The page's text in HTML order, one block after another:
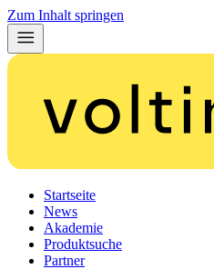
Zum Inhalt springen
Startseite
News
Akademie
Produktsuche
Partner